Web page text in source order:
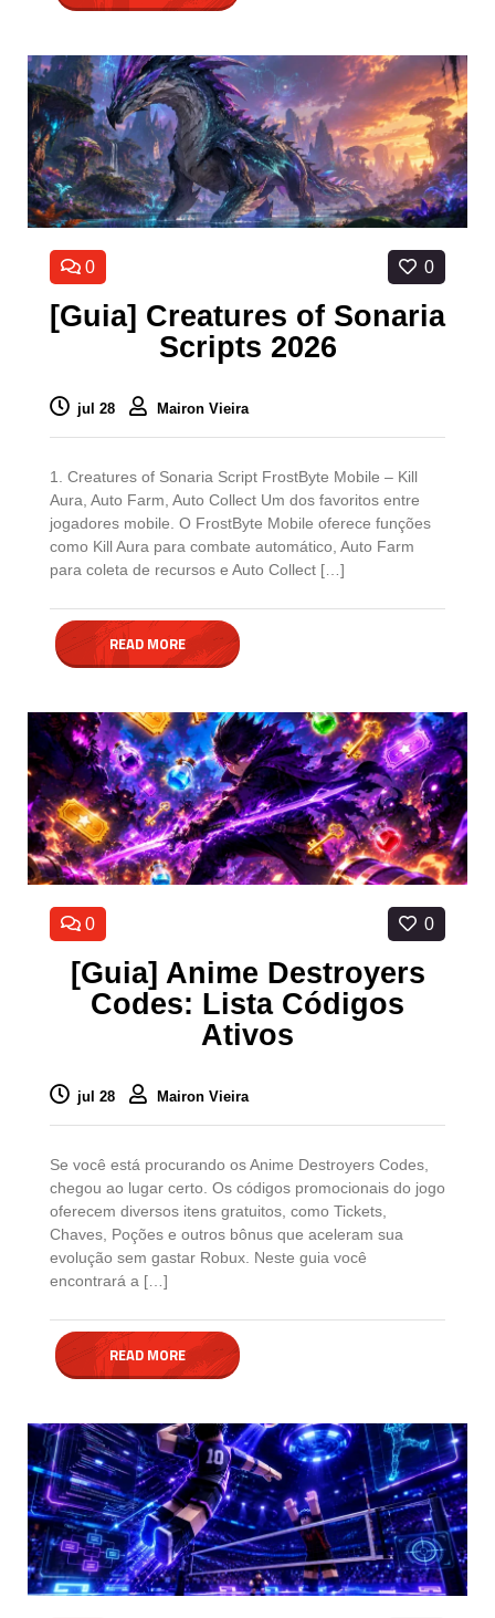
0 0
[Guia] Creatures of Sonaria
Scripts 2026
jul 28 Mairon Vieira
1. Creatures of Sonaria Script FrostByte Mobile – Kill
Aura, Auto Farm, Auto Collect Um dos favoritos entre
jogadores mobile. O FrostByte Mobile oferece funções
como Kill Aura para combate automático, Auto Farm
para coleta de recursos e Auto Collect […]
READ MORE
0 0
[Guia] Anime Destroyers
Codes: Lista Códigos
Ativos
jul 28 Mairon Vieira
Se você está procurando os Anime Destroyers Codes,
chegou ao lugar certo. Os códigos promocionais do jogo
oferecem diversos itens gratuitos, como Tickets,
Chaves, Poções e outros bônus que aceleram sua
evolução sem gastar Robux. Neste guia você
encontrará a […]
READ MORE